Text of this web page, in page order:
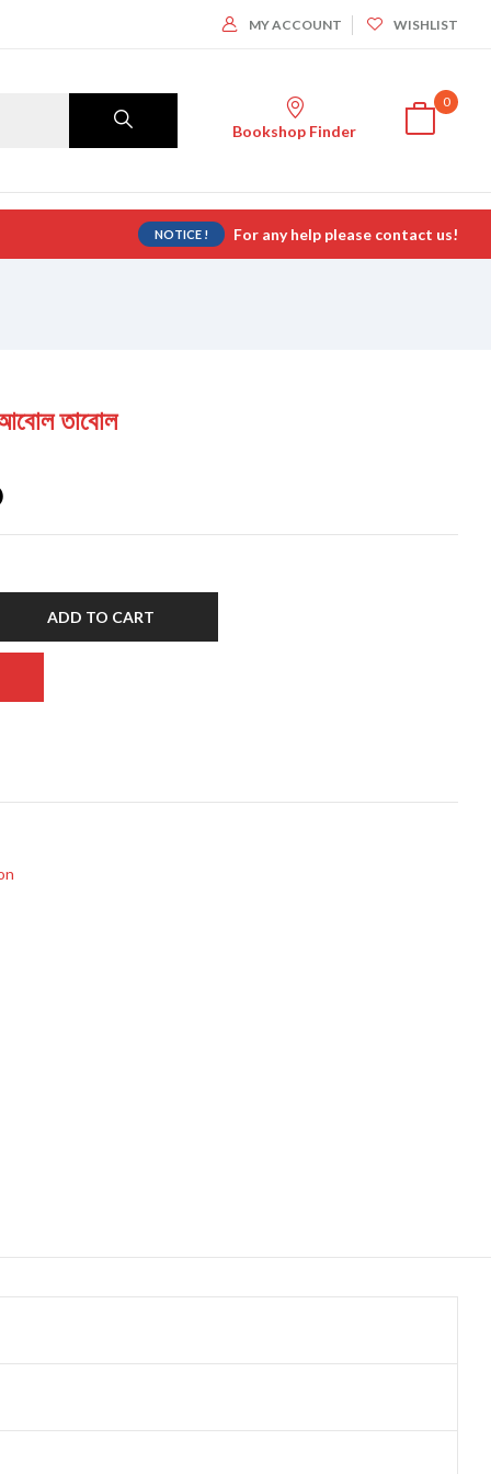
MY ACCOUNT WISHLIST
Bookshop Finder
0
NOTICE ! For any help please contact us!
তাবোল
ADD TO CART